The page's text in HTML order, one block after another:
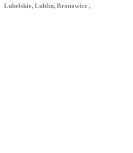
Lubelskie, Lublin, Bronowice ,